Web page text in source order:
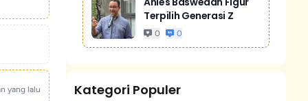
yang lalu
Terpilih Generasi Z
0 0
Kategori Populer